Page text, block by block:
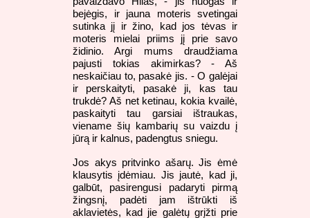
bejėgis, ir jauna moteris svetingai
sutinka jį ir žino, kad jos tėvas ir
moteris mielai priims jį prie savo
židinio. Argi mums draudžiama
pajusti tokias akimirkas? - Aš
neskaičiau to, pasakė jis. - O galėjai
ir perskaityti, pasakė ji, kas tau
trukdė? Aš net ketinau, kokia kvailė,
paskaityti tau garsiai ištraukas,
viename šių kambarių su vaizdu į
jūrą ir kalnus, padengtus sniegu.
Jos akys pritvinko ašarų. Jis ėmė
klausytis įdėmiau. Jis jautė, kad ji,
galbūt, pasirengusi padaryti pirmą
žingsnį, padėti jam ištrūkti iš
aklavietės, kad jie galėtų grįžti prie